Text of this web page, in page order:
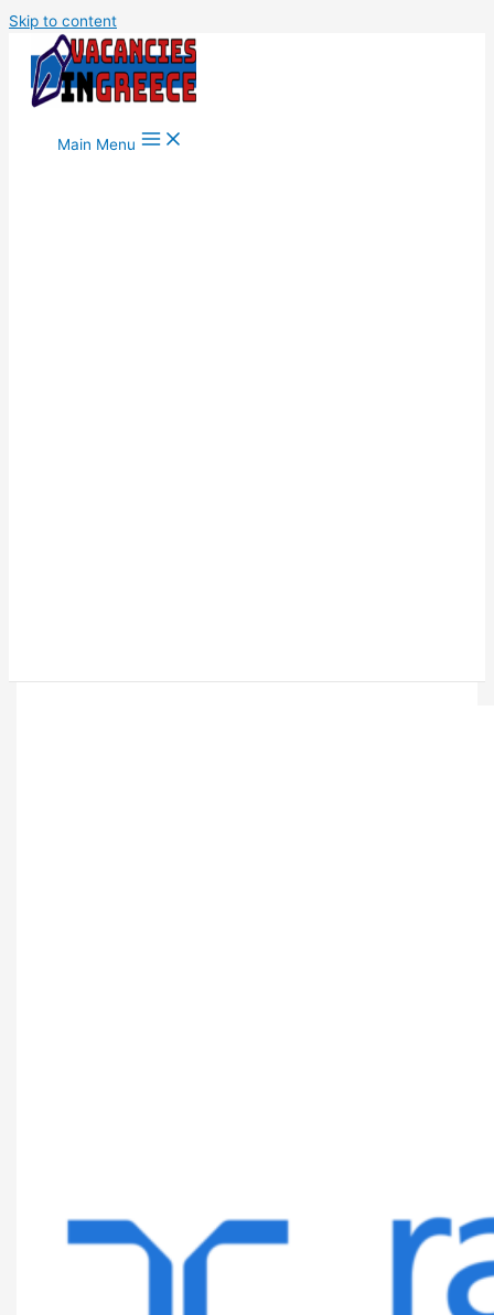
Skip to content
Main Menu